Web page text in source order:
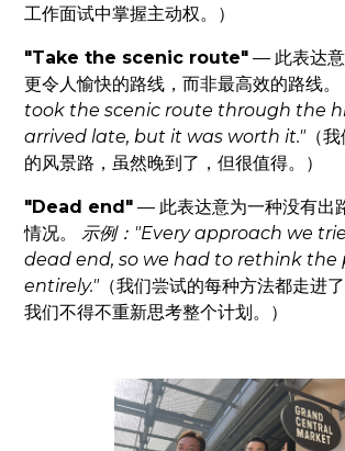
工作面试中掌握主动权。）
"Take the scenic route" — 此表达
更令人愉快的路线，而非最高效的路线。
took the scenic route through the
arrived late, but it was worth it."（我
的风景路，虽然晚到了，但很值得。）
"Dead end" — 此表达意为一种没有出
情况。示例："Every approach we
dead end, so we had to rethink the
entirely."（我们尝试的每种方法都走进
我们不得不重新思考整个计划。）